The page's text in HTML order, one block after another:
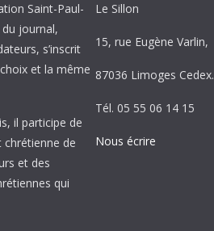
Saint-Paul-
journal,
s’inscrit
et la même
il participe de
chrétienne de
et des
qui
Le Sillon
15, rue Eugène Varlin,
87036 Limoges Cedex.
Tél. 05 55 06 14 15
Nous écrire